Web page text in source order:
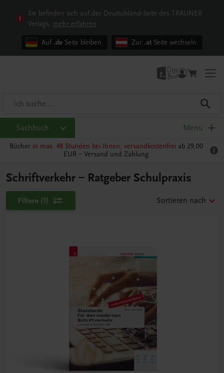
Sie befinden sich auf der Deutschland-Seite des TRAUNER
Verlags. mehr erfahren
Auf .de Seite bleiben Zur .at Seite wechseln
Sachbuch Menü
Bücher in max. 48 Stunden bei Ihnen, versandkostenfrei ab 29,00
EUR – Versand und Zahlung
Schriftverkehr – Ratgeber Schulpraxis
Filtern (1) Sortieren nach